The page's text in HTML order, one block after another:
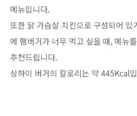
메뉴입니다.
또한 닭 가슴살 치킨으로 구성되어 있
에 햄버거가 너무 먹고 싶을 때, 메뉴
추천드립니다.
상하이 버거의 칼로리는 약 445Kcal